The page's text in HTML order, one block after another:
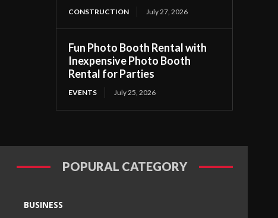
CONSTRUCTION July 27, 2026
Fun Photo Booth Rental with
Inexpensive Photo Booth
Rental for Parties
EVENTS July 25, 2026
POPURAL CATEGORY
BUSINESS